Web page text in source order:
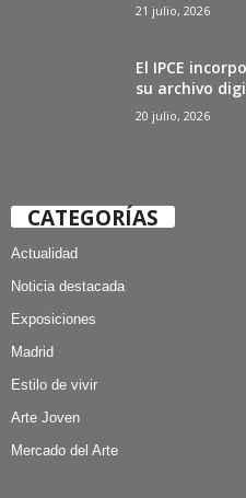
21 julio, 2026
El IPCE
su archivo
20 julio, 2026
CATEGORÍAS
Actualidad
Noticia destacada
Exposiciones
Madrid
Estilo de vivir
Arte Joven
Mercado del Arte